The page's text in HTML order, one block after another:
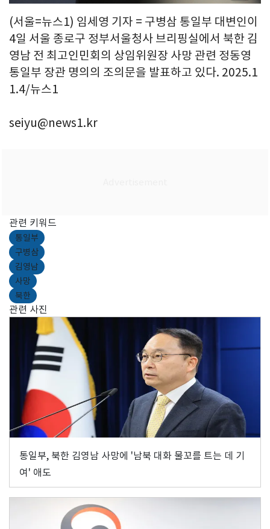
(서울=뉴스1) 임세영 기자 = 구병삼 통일부 대변인이
4일 서울 종로구 정부서울청사 브리핑실에서 북한 김
영남 전 최고인민회의 상임위원장 사망 관련 정동영
통일부 장관 명의의 조의문을 발표하고 있다. 2025.1
1.4/뉴스1
seiyu@news1.kr
관련 키워드
통일부
구병삼
김영남
사망
북한
관련 사진
통일부, 북한 김영남 사망에 '남북 대화 물꼬를 트는 데 기
여' 애도